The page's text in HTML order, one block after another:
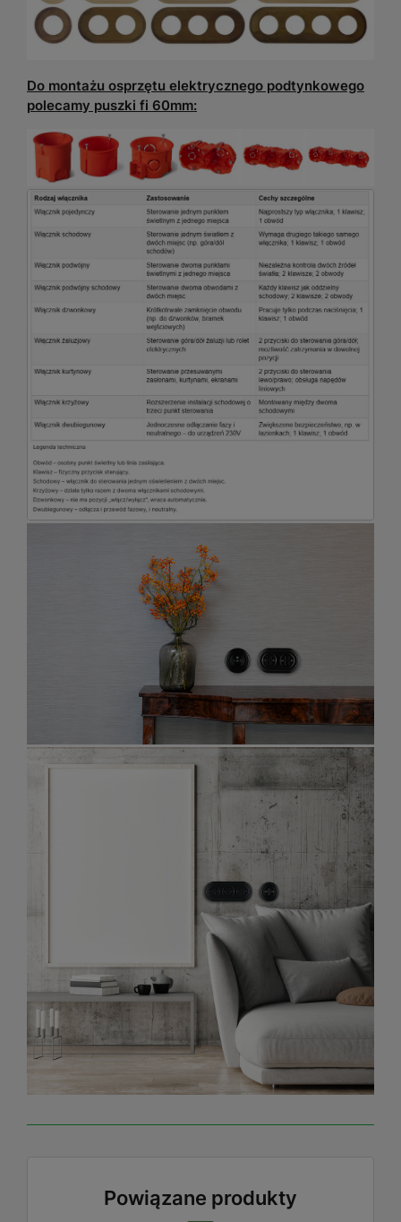
Do montażu osprzętu elektrycznego podtynkowego
polecamy puszki fi 60mm:
Powiązane produkty